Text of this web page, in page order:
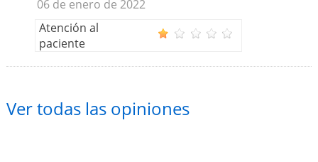
06 de enero de 2022
Atención al
paciente
Ver todas las opiniones